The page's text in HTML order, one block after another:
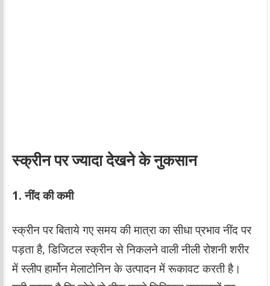
स्क्रीन पर ज्यादा देखने के नुकसान
1. नींद की कमी
स्क्रीन पर बिताये गए समय की मात्रा का सीधा प्रभाव नींद पर
पड़ता है, डिजिटल स्क्रीन से निकलने वाली नीली रोशनी शरीर
में स्लीप हार्मोन मेलाटोनिन के उत्पादन में रूकावट करती है।